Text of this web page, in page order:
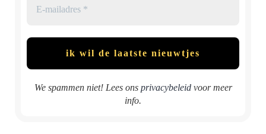
We spammen niet! Lees ons privacybeleidvoor meer
info.